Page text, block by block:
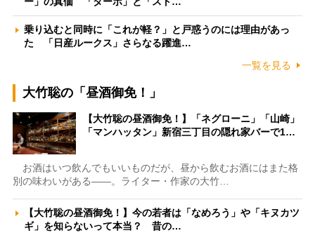
乗り込むと同時に「これが軽？」と戸惑うのには理由があっ
た 「日産ルークス」さらなる躍進…
一覧を見る
大竹聡の「昼酒御免！」
【大竹聡の昼酒御免！】「ネグローニ」「山崎」
「マンハッタン」新宿三丁目の隠れ家バーで1…
お酒はいつ飲んでもいいものだが、昼から飲むお酒にはまた格
別の味わいがある――。ライター・作家の大竹…
【大竹聡の昼酒御免！】今の若者は「なめろう」や「キヌカツ
ギ」を知らないって本当？ 昔の…